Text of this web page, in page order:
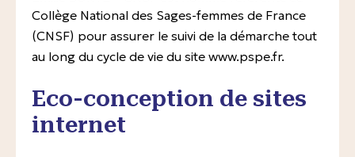
Consultation de puériculture
A domicile 0-2 ans
En milieu hospitalier
Suivi pédiatrique
Collège National des Sages-femmes de France
(CNSF) pour assurer le suivi de la démarche tout
au long du cycle de vie du site www.pspe.fr.
Eco-conception de sites
internet